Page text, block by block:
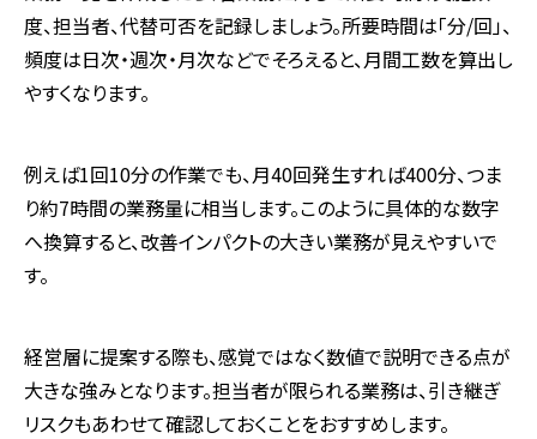
度、担当者、代替可否を記録しましょう。所要時間は「分/回」、
頻度は日次・週次・月次などでそろえると、月間工数を算出し
やすくなります。
例えば1回10分の作業でも、月40回発生すれば400分、つま
り約7時間の業務量に相当します。このように具体的な数字
へ換算すると、改善インパクトの大きい業務が見えやすいで
す。
経営層に提案する際も、感覚ではなく数値で説明できる点が
大きな強みとなります。担当者が限られる業務は、引き継ぎ
リスクもあわせて確認しておくことをおすすめします。